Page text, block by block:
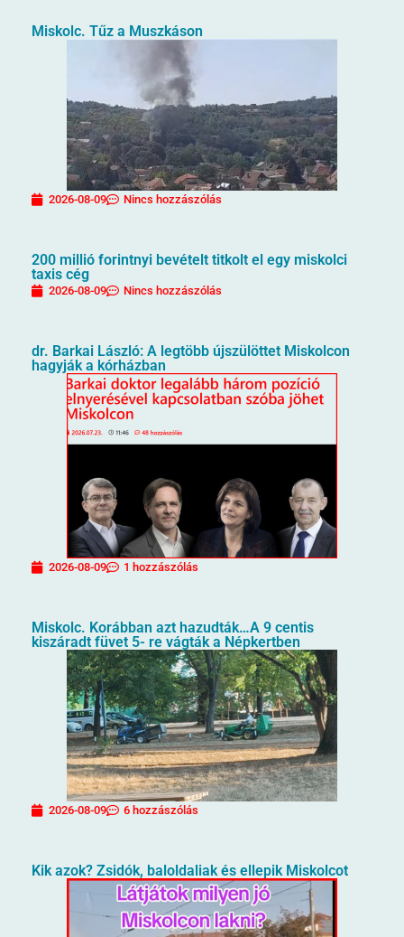
Miskolc. Tűz a Muszkáson
2026-08-09 Nincs hozzászólás
200 millió forintnyi bevételt titkolt el egy miskolci
taxis cég
2026-08-09 Nincs hozzászólás
dr. Barkai László: A legtöbb újszülöttet Miskolcon
hagyják a kórházban
2026-08-09 1 hozzászólás
Miskolc. Korábban azt hazudták…A 9 centis
kiszáradt füvet 5- re vágták a Népkertben
2026-08-09 6 hozzászólás
Kik azok? Zsidók, baloldaliak és ellepik Miskolcot